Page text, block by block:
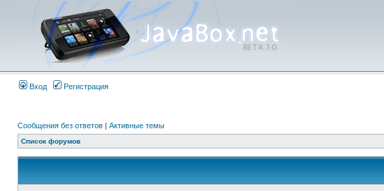
Вход Регистрация
Сообщения без ответов | Активные темы
Список форумов